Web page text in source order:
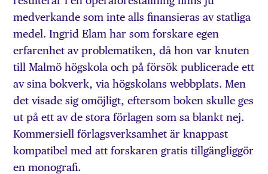
medverkande som inte alls finansieras av statliga
medel. Ingrid Elam har som forskare egen
erfarenhet av problematiken, då hon var knuten
till Malmö högskola och på försök publicerade ett
av sina bokverk, via högskolans webbplats. Men
det visade sig omöjligt, eftersom boken skulle ges
ut på ett av de stora förlagen som sa blankt nej.
Kommersiell förlagsverksamhet är knappast
kompatibel med att forskaren gratis tillgängliggör
en monografi.